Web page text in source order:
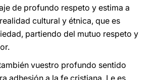
de profundo respeto y estima a
cultural y étnica, que es
partiendo del mutuo respeto y
vuestro profundo sentido
adhesión a la fe cristiana. Le es